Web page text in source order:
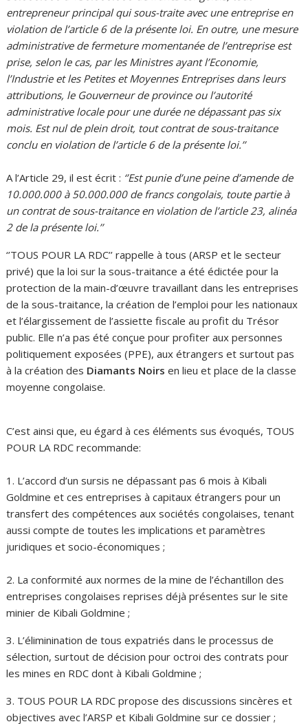
entrepreneur principal qui sous-traite avec une entreprise en
violation de l’article 6 de la présente loi. En outre, une mesure
administrative de fermeture momentanée de l’entreprise est
prise, selon le cas, par les Ministres ayant l’Economie,
l’Industrie et les Petites et Moyennes Entreprises dans leurs
attributions, le Gouverneur de province ou l’autorité
administrative locale pour une durée ne dépassant pas six
mois. Est nul de plein droit, tout contrat de sous-traitance
conclu en violation de l’article 6 de la présente loi.’’
A l’Article 29, il est écrit : ‘’Est punie d’une peine d’amende de
10.000.000 à 50.000.000 de francs congolais, toute partie à
un contrat de sous-traitance en violation de l’article 23, alinéa
2 de la présente loi.’’
‘’TOUS POUR LA RDC’’ rappelle à tous (ARSP et le secteur
privé) que la loi sur la sous-traitance a été édictée pour la
protection de la main-d’œuvre travaillant dans les entreprises
de la sous-traitance, la création de l’emploi pour les nationaux
et l’élargissement de l’assiette fiscale au profit du Trésor
public. Elle n’a pas été conçue pour profiter aux personnes
politiquement exposées (PPE), aux étrangers et surtout pas
à la création des Diamants Noirs en lieu et place de la classe
moyenne congolaise.
C’est ainsi que, eu égard à ces éléments sus évoqués, TOUS
POUR LA RDC recommande:
1. L’accord d’un sursis ne dépassant pas 6 mois à Kibali
Goldmine et ces entreprises à capitaux étrangers pour un
transfert des compétences aux sociétés congolaises, tenant
aussi compte de toutes les implications et paramètres
juridiques et socio-économiques ;
2. La conformité aux normes de la mine de l’échantillon des
entreprises congolaises reprises déjà présentes sur le site
minier de Kibali Goldmine ;
3. L’éliminination de tous expatriés dans le processus de
sélection, surtout de décision pour octroi des contrats pour
les mines en RDC dont à Kibali Goldmine ;
3. TOUS POUR LA RDC propose des discussions sincères et
objectives avec l’ARSP et Kibali Goldmine sur ce dossier ;